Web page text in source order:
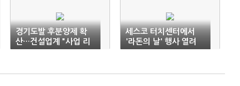
경기도발 후분양제 확
산…건설업계 "사업 리
스크 부담"
세스코 터치센터에서
'라돈의 날' 행사 열려